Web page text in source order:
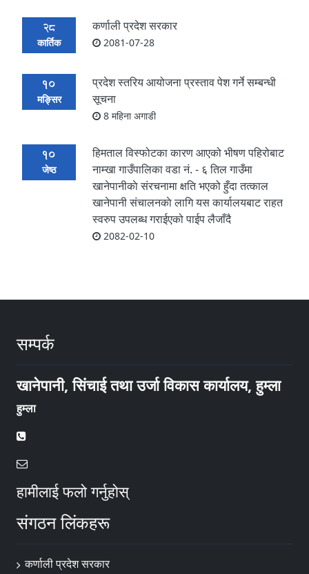
28
कार्तिक
कर्णाली प्रदेश सरकार
2081-07-28
10
मङ्सिर
प्रदेश स्तरिय आयोजना प्रस्ताव पेश गर्ने सम्बन्धी
सूचना
8 महिना अगाडी
10
जेष्ठ
हिमताल विस्फोटका कारण आएको भीषण पहिरोबाट
नाम्खा गाउँपालिका वडा नं. - ६ तिल गाउँमा
खानेपानीकाे संरचनामा क्षति भएको हुँदा तत्काल
खानेपानी संचालनकाे लागि यस कार्यालयबाट राहत
स्वरुप उपलब्ध गराईएको पाईप लैजाँदै
2082-02-10
सम्पर्क
खानेपानी, सिंचाई तथा उर्जा विकास कार्यालय, हुम्ला
हुम्ला
हामीलाई फलो गर्नुहोस्
संगठन लिंकहरू
कर्णाली प्रदेश सरकार